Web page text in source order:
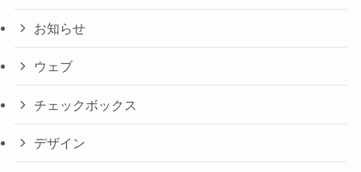
お知らせ
ウェブ
チェックボックス
デザイン